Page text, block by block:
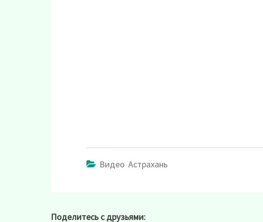
Видео Астрахань
Поделитесь с друзьями: